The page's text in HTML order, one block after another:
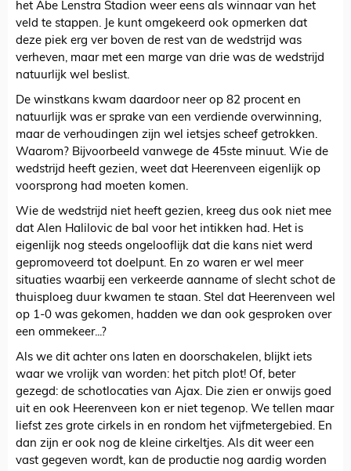
het Abe Lenstra Stadion weer eens als winnaar van het
veld te stappen. Je kunt omgekeerd ook opmerken dat
deze piek erg ver boven de rest van de wedstrijd was
verheven, maar met een marge van drie was de wedstrijd
natuurlijk wel beslist.
De winstkans kwam daardoor neer op 82 procent en
natuurlijk was er sprake van een verdiende overwinning,
maar de verhoudingen zijn wel ietsjes scheef getrokken.
Waarom? Bijvoorbeeld vanwege de 45ste minuut. Wie de
wedstrijd heeft gezien, weet dat Heerenveen eigenlijk op
voorsprong had moeten komen.
Wie de wedstrijd niet heeft gezien, kreeg dus ook niet mee
dat Alen Halilovic de bal voor het intikken had. Het is
eigenlijk nog steeds ongelooflijk dat die kans niet werd
gepromoveerd tot doelpunt. En zo waren er wel meer
situaties waarbij een verkeerde aanname of slecht schot de
thuisploeg duur kwamen te staan. Stel dat Heerenveen wel
op 1-0 was gekomen, hadden we dan ook gesproken over
een ommekeer...?
Als we dit achter ons laten en doorschakelen, blijkt iets
waar we vrolijk van worden: het pitch plot! Of, beter
gezegd: de schotlocaties van Ajax. Die zien er onwijs goed
uit en ook Heerenveen kon er niet tegenop. We tellen maar
liefst zes grote cirkels in en rondom het vijfmetergebied. En
dan zijn er ook nog de kleine cirkeltjes. Als dit weer een
vast gegeven wordt, kan de productie nog aardig worden